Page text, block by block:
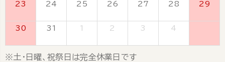
23 24 25 26 27 28 29
30 31 1 2 3 4
※土・日曜、祝祭日は完全休業日です